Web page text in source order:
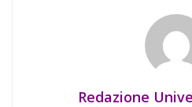
Redazione